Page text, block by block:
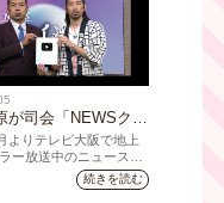
が司会「NEWSクラ
チャンネル登録者数
破！テレビ大阪の番
速記録を更新
よりテレビ大阪で地上
ー放送中のニュース番
クライシス」が、この
年7月12日(日)に、
続きを読む